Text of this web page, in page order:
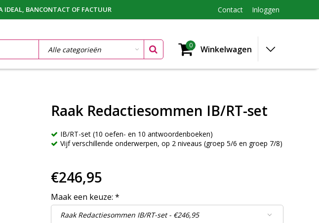
IDEAL, BANCONTACT OF FACTUUR Contact Inloggen
0 Winkelwagen
Raak Redactiesommen IB/RT-set
IB/RT-set (10 oefen- en 10 antwoordenboeken)
Vijf verschillende onderwerpen, op 2 niveaus (groep 5/6 en groep 7/8)
€246,95
Maak een keuze: *